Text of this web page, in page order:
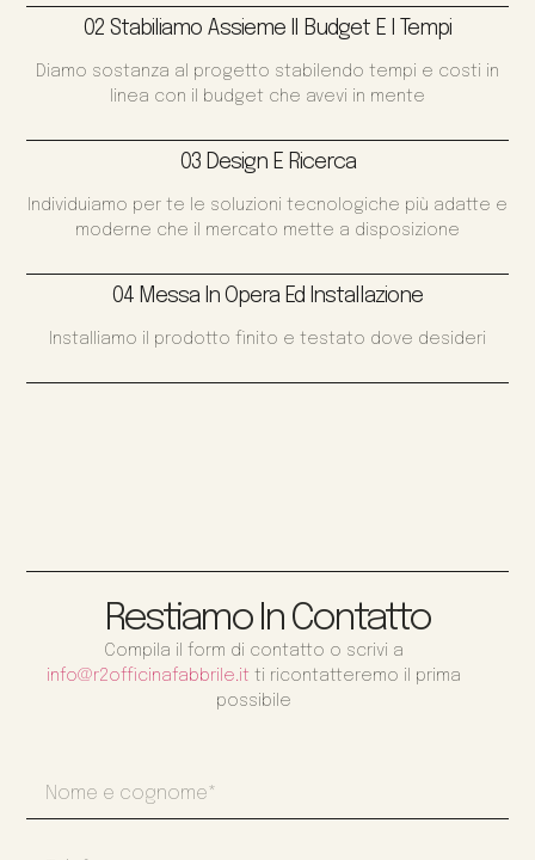
02 Stabiliamo Assieme Il Budget E I Tempi
Diamo sostanza al progetto stabilendo tempi e costi in
linea con il budget che avevi in mente
03 Design E Ricerca
Individuiamo per te le soluzioni tecnologiche più adatte e
moderne che il mercato mette a disposizione
04 Messa In Opera Ed Installazione
Installiamo il prodotto finito e testato dove desideri
Restiamo In Contatto
Compila il form di contatto o scrivi a
info@r2officinafabbrile.it ti ricontatteremo il prima
possibile